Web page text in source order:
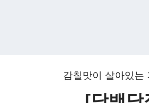
감칠맛이 살아있는